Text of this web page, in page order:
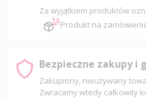
Za wyjątkiem produktów
Produkt na
Bezpieczne zakupy i
Zakupiony, nieużywany
Zwracamy wtedy całkowity